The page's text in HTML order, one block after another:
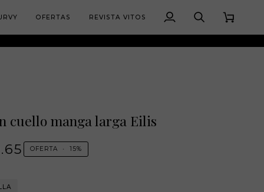
OFERTAS REVISTA VITOS
Mi
cuenta
Buscar Carrito
cuello manga larga Eilis
OFERTA • 15%